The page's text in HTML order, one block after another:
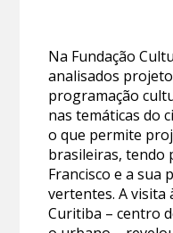
Na Fundação
analisados
programação
nas temáticas do
o que permite
brasileiras, tendo
Francisco e a sua
vertentes. A visita
Curitiba – centro